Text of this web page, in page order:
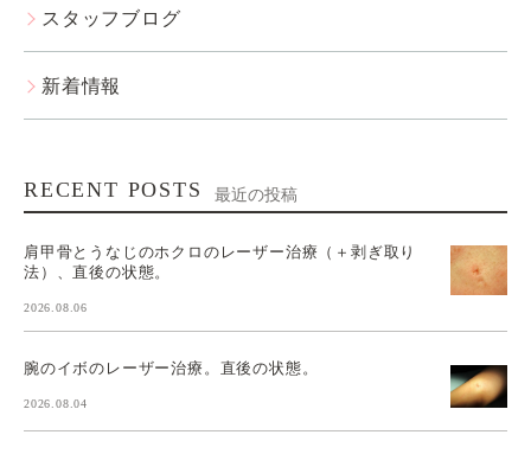
スタッフブログ
新着情報
RECENT POSTS 最近の投稿
肩甲骨とうなじのホクロのレーザー治療（＋剥ぎ取り
法）、直後の状態。
2026.08.06
腕のイボのレーザー治療。直後の状態。
2026.08.04